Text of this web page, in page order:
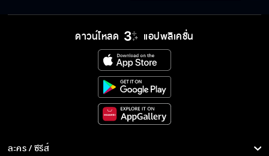
พ่อมึงก็ยืนอยู่นี่ไง
คุณพ่อน่ารักมั้ยครับ
ดาวน์โหลด แอปพลิเคชั่น
ละคร / ซีรีส์